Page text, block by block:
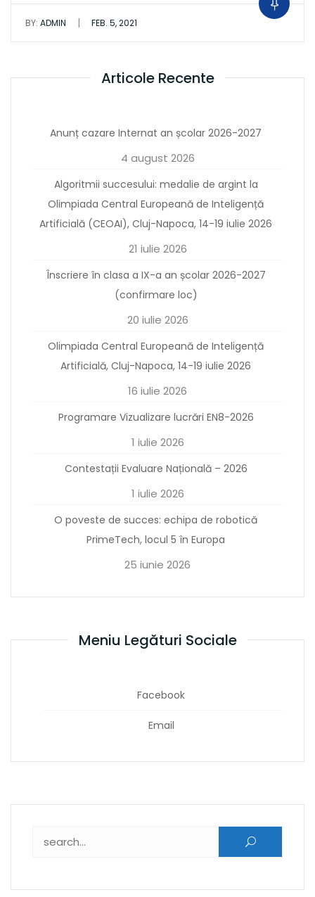
BY: ADMIN | FEB. 5, 2021
Articole Recente
Anunț cazare Internat an școlar 2026-2027
4 august 2026
Algoritmii succesului: medalie de argint la
Olimpiada Central Europeană de Inteligență
Artificială (CEOAI), Cluj-Napoca, 14-19 iulie 2026
21 iulie 2026
Înscriere în clasa a IX-a an școlar 2026-2027
(confirmare loc)
20 iulie 2026
Olimpiada Central Europeană de Inteligență
Artificială, Cluj-Napoca, 14-19 iulie 2026
16 iulie 2026
Programare Vizualizare lucrări EN8-2026
1 iulie 2026
Contestații Evaluare Națională – 2026
1 iulie 2026
O poveste de succes: echipa de robotică
PrimeTech, locul 5 în Europa
25 iunie 2026
Meniu Legături Sociale
Facebook
Email